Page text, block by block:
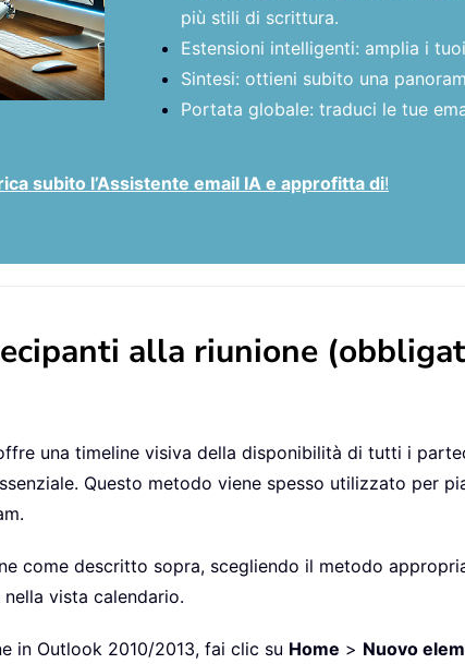
più stili di scrittura.
Estensioni intelligenti: amplia i
Sintesi: ottieni subito una
Portata globale: traduci le tue
subito l’Assistente email IA e approfitta di!
alla riunione
una timeline visiva della disponibilità di tutti i
Questo metodo viene spesso utilizzato per
come descritto sopra, scegliendo il metodo
vista calendario.
in Outlook 2010/2013, fai clic su Home > Nuovo